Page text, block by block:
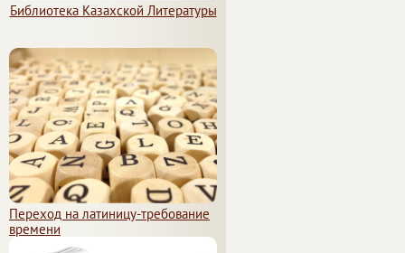
Библиотека Казахской Литературы
Переход на латиницу-требование
времени